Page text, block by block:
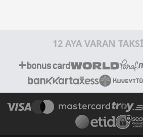
12 AYA VARAN